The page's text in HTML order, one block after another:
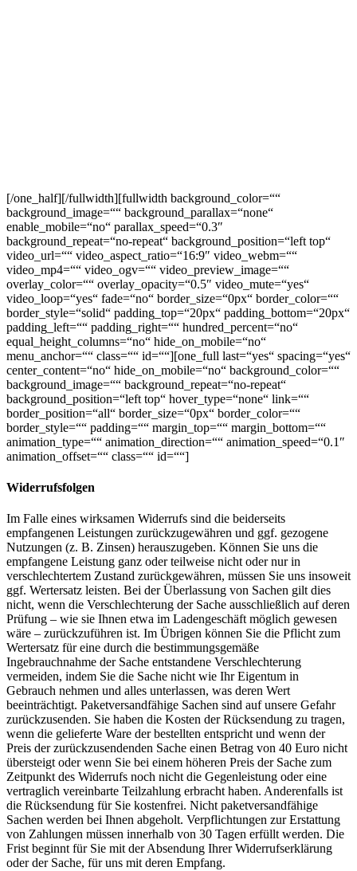
[/one_half][/fullwidth][fullwidth background_color=““
background_image=““ background_parallax=“none“
enable_mobile=“no“ parallax_speed=“0.3″
background_repeat=“no-repeat“ background_position=“left top“
video_url=““ video_aspect_ratio=“16:9″ video_webm=““
video_mp4=““ video_ogv=““ video_preview_image=““
overlay_color=““ overlay_opacity=“0.5″ video_mute=“yes“
video_loop=“yes“ fade=“no“ border_size=“0px“ border_color=““
border_style=“solid“ padding_top=“20px“ padding_bottom=“20px“
padding_left=““ padding_right=““ hundred_percent=“no“
equal_height_columns=“no“ hide_on_mobile=“no“
menu_anchor=““ class=““ id=““][one_full last=“yes“ spacing=“yes“
center_content=“no“ hide_on_mobile=“no“ background_color=““
background_image=““ background_repeat=“no-repeat“
background_position=“left top“ hover_type=“none“ link=““
border_position=“all“ border_size=“0px“ border_color=““
border_style=““ padding=““ margin_top=““ margin_bottom=““
animation_type=““ animation_direction=““ animation_speed=“0.1″
animation_offset=““ class=““ id=““]
Widerrufsfolgen
Im Falle eines wirksamen Widerrufs sind die beiderseits
empfangenen Leistungen zurückzugewähren und ggf. gezogene
Nutzungen (z. B. Zinsen) herauszugeben. Können Sie uns die
empfangene Leistung ganz oder teilweise nicht oder nur in
verschlechtertem Zustand zurückgewähren, müssen Sie uns insoweit
ggf. Wertersatz leisten. Bei der Überlassung von Sachen gilt dies
nicht, wenn die Verschlechterung der Sache ausschließlich auf deren
Prüfung – wie sie Ihnen etwa im Ladengeschäft möglich gewesen
wäre – zurückzuführen ist. Im Übrigen können Sie die Pflicht zum
Wertersatz für eine durch die bestimmungsgemäße
Ingebrauchnahme der Sache entstandene Verschlechterung
vermeiden, indem Sie die Sache nicht wie Ihr Eigentum in
Gebrauch nehmen und alles unterlassen, was deren Wert
beeinträchtigt. Paketversandfähige Sachen sind auf unsere Gefahr
zurückzusenden. Sie haben die Kosten der Rücksendung zu tragen,
wenn die gelieferte Ware der bestellten entspricht und wenn der
Preis der zurückzusendenden Sache einen Betrag von 40 Euro nicht
übersteigt oder wenn Sie bei einem höheren Preis der Sache zum
Zeitpunkt des Widerrufs noch nicht die Gegenleistung oder eine
vertraglich vereinbarte Teilzahlung erbracht haben. Anderenfalls ist
die Rücksendung für Sie kostenfrei. Nicht paketversandfähige
Sachen werden bei Ihnen abgeholt. Verpflichtungen zur Erstattung
von Zahlungen müssen innerhalb von 30 Tagen erfüllt werden. Die
Frist beginnt für Sie mit der Absendung Ihrer Widerrufserklärung
oder der Sache, für uns mit deren Empfang.